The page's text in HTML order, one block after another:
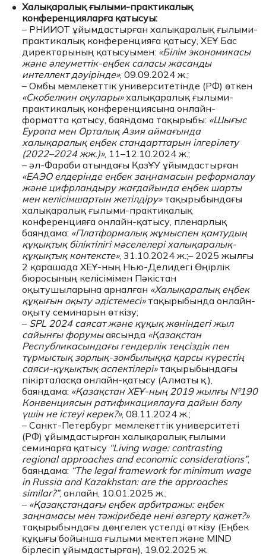
Халықаралық ғылыми-практикалық
конференцияларға қатысуы:
– РНИИОТ ұйымдастырған халықаралық ғылыми-
практикалық конференцияға қатысу, ХЕҰ Бас
директорының қатысуымен: «Білім экономикасы
және әлеуметтік-еңбек саласы жасанды
интеллект дәуірінде», 09.09.2024 ж.;
– Омбы мемлекеттік университетінде (РФ) өткен
«Скобелкин оқулары»халықаралық ғылыми-
практикалық конференциясына онлайн-
форматта қатысу, баяндама тақырыбы: «Шығыс
Еуропа мен Орталық Азия аймағында
халықаралық еңбек стандарттарын ілгерілету
(2022–2024 жж.)», 11–12.10.2024 ж.;
– әл-Фараби атындағы ҚазҰУ ұйымдастырған
«ЕАЭО елдерінде еңбек заңнамасын реформалау
және цифрландыру жағдайында еңбек шарты
мен келісімшартын жетілдіру»тақырыбындағы
халықаралық ғылыми-практикалық
конференцияға онлайн-қатысу, пленарлық
баяндама: «Платформалық жұмыспен қамтудың
құқықтық біліктілігі мәселелері халықаралық-
құқықтық контексте», 31.10.2024 ж.;– 2025 жылғы
2 қарашада ХЕҰ-ның Нью-Делидегі Өңірлік
бюросының келісімімен Пәкістан
оқытушыларына арналған «Халықаралық еңбек
құқығын оқыту әдістемесі»тақырыбында онлайн-
оқыту семинарын өткізу;
– SPL 2024 саясат және құқық жөніндегі жыл
сайынғы форумыаясында «Қазақстан
Республикасындағы гендерлік теңсіздік пен
тұрмыстық зорлық-зомбылыққа қарсы күрестің
саяси-құқықтық аспектілері»тақырыбындағы
пікірталасқа онлайн-қатысу (Алматы қ.),
баяндама: «Қазақстан ХЕҰ-ның 2019 жылғы №190
Конвенциясын ратификациялауға дайын болу
үшін не істеуі керек?», 08.11.2024 ж.;
– Санкт-Петербург мемлекеттік университеті
(РФ) ұйымдастырған халықаралық ғылыми
семинарға қатысу “Living wage: contrasting
regional approaches and economic considerations”,
баяндама: “The legal framework for minimum wage
in Russia and Kazakhstan: are the approaches
similar?”, онлайн, 10.01.2025 ж.;
– «Қазақстандағы еңбек арбитражы: еңбек
заңнамасы мен тәжірибеде нені өзгерту қажет?»
тақырыбындағы дөңгелек үстелді өткізу (Еңбек
құқығы бойынша ғылыми мектеп және MIND
бірлесіп ұйымдастырған), 19.02.2025 ж.